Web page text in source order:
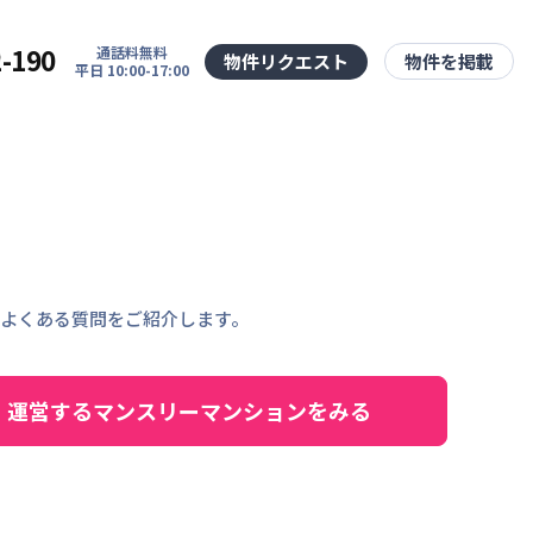
190
通話料無料
平日 10:00-17:00
物件リクエスト 物件を掲載
ある質問をご紹介します。
運営するマンスリーマンションをみる